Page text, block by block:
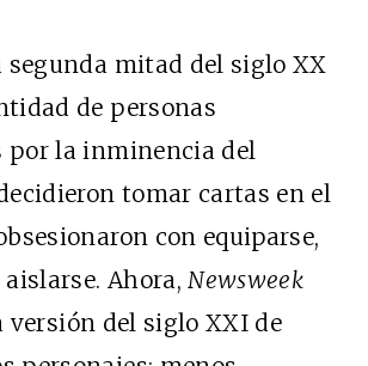
segunda mitad del siglo XX
de personas
por la inminencia del
tomar cartas en el
con equiparse,
aislarse. Ahora,Newsweek
versión del siglo XXI de